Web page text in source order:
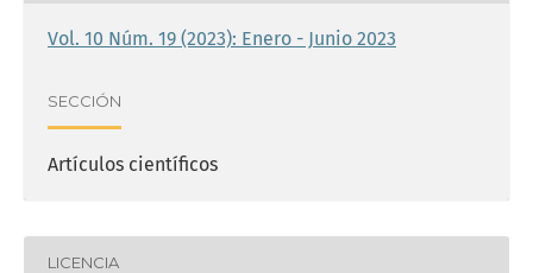
Vol. 10 Núm. 19 (2023): Enero - Junio 2023
SECCIÓN
Artículos científicos
LICENCIA